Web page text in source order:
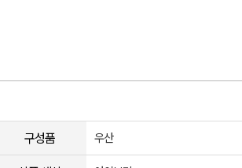
구성품 우산